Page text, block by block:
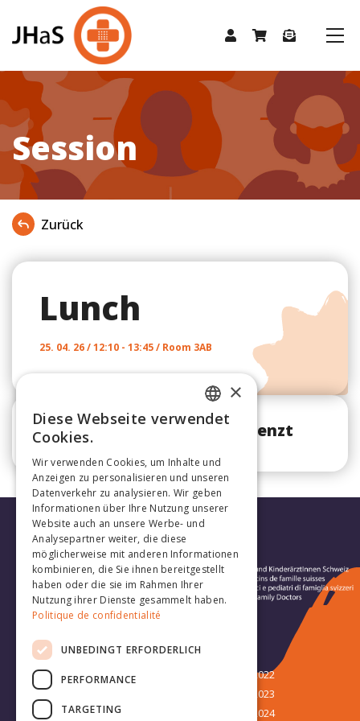
Session
Zurück
Lunch
25. 04. 26 / 12:10 - 13:45 / Room 3AB
Diese Session ist nicht begrenzt
Kongress
15. JHaS-Kongress
Kongress 2022
Kongress 2023
Kongress 2024
FRENCH
×
Diese Webseite verwendet
Cookies.
Wir verwenden Cookies, um Inhalte und
Anzeigen zu personalisieren und unseren
Datenverkehr zu analysieren. Wir geben
Informationen über Ihre Nutzung unserer
Website auch an unsere Werbe- und
Analysepartner weiter, die diese
möglicherweise mit anderen Informationen
kombinieren, die Sie ihnen bereitgestellt
haben oder die sie im Rahmen Ihrer
Nutzung ihrer Dienste gesammelt haben.
Politique de confidentialité
UNBEDINGT ERFORDERLICH
PERFORMANCE
TARGETING